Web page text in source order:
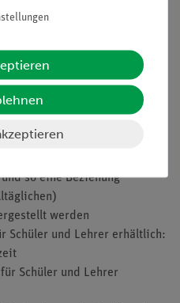
im alltäglichen Leben, z.B.
von Wasser, Kochsalz,
so eine Beziehung
werden
Schüler und Lehrer erhältlich:
Schüler und Lehrer